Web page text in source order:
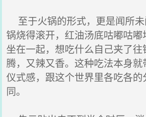
至于火锅的形式，更是闻所
锅烧得滚开，红油汤底咕嘟咕
坐在一起，想吃什么自己夹了
腾，又辣又香。这种吃法本身
仪式感，跟这个世界里各吃各
同。